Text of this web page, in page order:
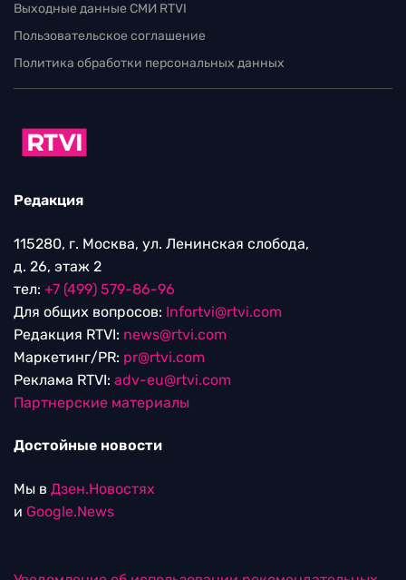
Выходные данные СМИ RTVI
Пользовательское соглашение
Политика обработки персональных данных
Редакция
115280, г. Москва, ул. Ленинская слобода,
д. 26, этаж 2
тел: +7 (499) 579-86-96
Для общих вопросов: Infortvi@rtvi.com
Редакция RTVI: news@rtvi.com
Маркетинг/PR: pr@rtvi.com
Реклама RTVI: adv-eu@rtvi.com
Партнерские материалы
Достойные новости
Мы в Дзен.Новостях
и Google.News